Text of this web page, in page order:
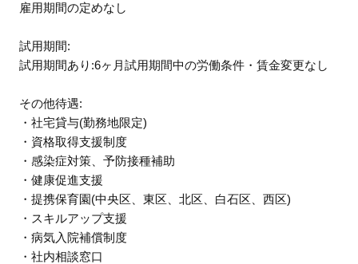
雇用期間の定めなし
試用期間:
試用期間あり:6ヶ月試用期間中の労働条件・賃金変更なし
その他待遇:
・社宅貸与(勤務地限定)
・資格取得支援制度
・感染症対策、予防接種補助
・健康促進支援
・提携保育園(中央区、東区、北区、白石区、西区)
・スキルアップ支援
・病気入院補償制度
・社内相談窓口